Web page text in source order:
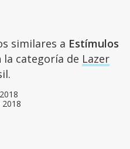
similares a Estímulos
la categoría de Lazer